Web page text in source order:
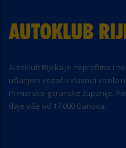
Autoklub Rijeka je neprofitna i
učlanjeni vozači i vlasnici vozila
Primorsko-goranske županije.
daje više od 17.000 članova.